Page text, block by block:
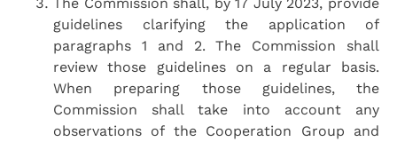
guidelines clarifying the application of
paragraphs 1 and 2. The Commission shall
review those guidelines on a regular basis.
When preparing those guidelines, the
Commission shall take into account any
observations of the Cooperation Group and